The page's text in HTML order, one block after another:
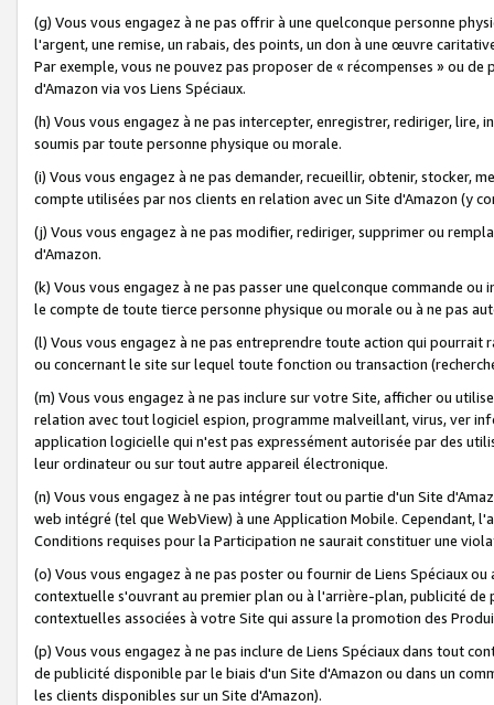
(g) Vous vous engagez à ne pas offrir à une quelconque personne
l'argent, une remise, un rabais, des points, un don à une œuvre
Par exemple, vous ne pouvez pas proposer de « récompenses » ou
d'Amazon via vos Liens Spéciaux.
(h) Vous vous engagez à ne pas intercepter, enregistrer, rediriger,
soumis par toute personne physique ou morale.
(i) Vous vous engagez à ne pas demander, recueillir, obtenir, stocker,
compte utilisées par nos clients en relation avec un Site d'Amazon (y
(j) Vous vous engagez à ne pas modifier, rediriger, supprimer ou
d'Amazon.
(k) Vous vous engagez à ne pas passer une quelconque commande
le compte de toute tierce personne physique ou morale ou à ne pas
(l) Vous vous engagez à ne pas entreprendre toute action qui
ou concernant le site sur lequel toute fonction ou transaction
(m) Vous vous engagez à ne pas inclure sur votre Site, afficher ou
relation avec tout logiciel espion, programme malveillant, virus, ver
application logicielle qui n'est pas expressément autorisée par des
leur ordinateur ou sur tout autre appareil électronique.
(n) Vous vous engagez à ne pas intégrer tout ou partie d'un Site
web intégré (tel que WebView) à une Application Mobile. Cependant,
Conditions requises pour la Participation ne saurait constituer une
(o) Vous vous engagez à ne pas poster ou fournir de Liens Spéciaux
contextuelle s'ouvrant au premier plan ou à l'arrière-plan, publicité
contextuelles associées à votre Site qui assure la promotion des
(p) Vous vous engagez à ne pas inclure de Liens Spéciaux dans tout
de publicité disponible par le biais d'un Site d'Amazon ou dans un
les clients disponibles sur un Site d'Amazon).